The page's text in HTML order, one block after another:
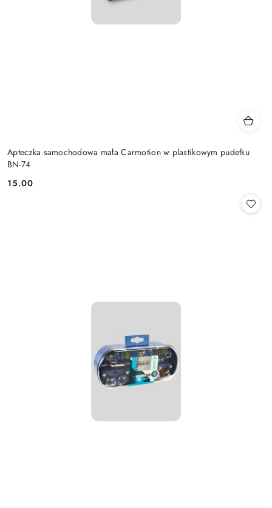
Apteczka samochodowa mała Carmotion w plastikowym pudełku
BN-74
Cena:
15.00